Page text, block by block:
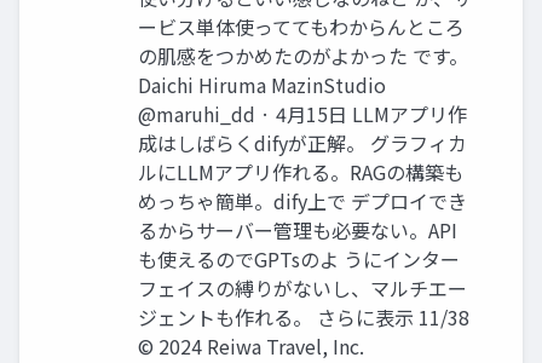
ービス単体使っててもわからんところ
の肌感をつかめたのがよかった です。
Daichi Hiruma MazinStudio
@maruhi_dd · 4月15日 LLMアプリ作
成はしばらくdifyが正解。 グラフィカ
ルにLLMアプリ作れる。RAGの構築も
めっちゃ簡単。dify上で デプロイでき
るからサーバー管理も必要ない。API
も使えるのでGPTsのよ うにインター
フェイスの縛りがないし、マルチエー
ジェントも作れる。 さらに表示 11/38
© 2024 Reiwa Travel, Inc.